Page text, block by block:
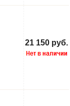
21 150 руб.